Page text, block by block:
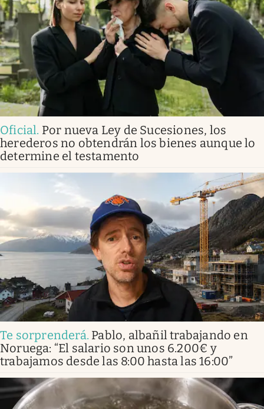
Oficial. Por nueva Ley de Sucesiones, los
herederos no obtendrán los bienes aunque lo
determine el testamento
Te sorprenderá. Pablo, albañil trabajando en
Noruega: “El salario son unos 6.200€ y
trabajamos desde las 8:00 hasta las 16:00”